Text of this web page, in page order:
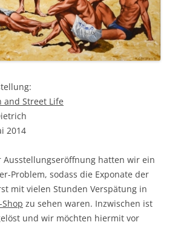
and Street Life
2014
Ausstellungseröffnung hatten wir ein
Problem, sodass die Exponate der
mit vielen Stunden Verspätung in
zu sehen waren. Inzwischen ist
und wir möchten hiermit vor